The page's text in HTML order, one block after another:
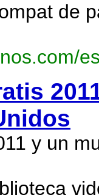
de
y un